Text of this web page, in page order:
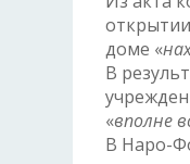
доме «
В
«вполне
В Наро-